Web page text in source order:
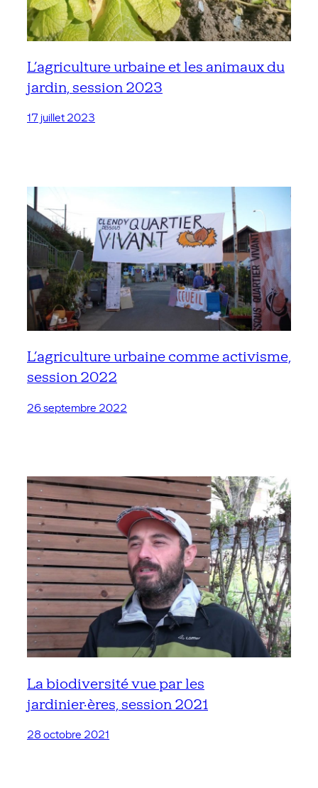
L’agriculture urbaine et les animaux du
jardin, session 2023
17 juillet 2023
L’agriculture urbaine comme activisme,
session 2022
26 septembre 2022
La biodiversité vue par les
jardinier·ères, session 2021
28 octobre 2021